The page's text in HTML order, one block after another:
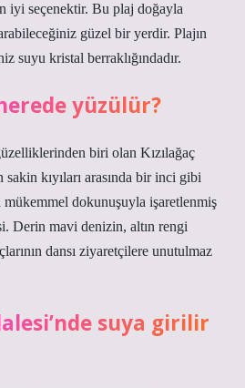
iyi seçenektir. Bu plaj doğayla
güzel bir yerdir. Plajın
suyu kristal berraklığındadır.
yüzülür?
biri olan Kızılağaç
kıyıları arasında bir inci gibi
mükemmel dokunuşuyla işaretlenmiş
Derin mavi denizin, altın rengi
dansı ziyaretçilere unutulmaz
suya girilir